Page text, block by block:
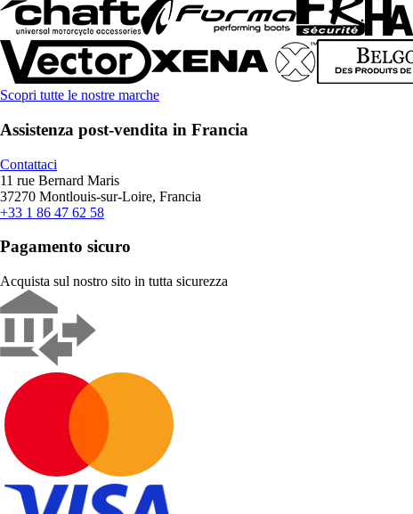
Scopri tutte le nostre marche
Assistenza post-vendita in Francia
Contattaci
11 rue Bernard Maris
37270 Montlouis-sur-Loire, Francia
+33 1 86 47 62 58
Pagamento sicuro
Acquista sul nostro sito in tutta sicurezza